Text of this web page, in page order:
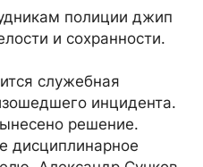
полиции джип
и сохранности.
служебная
инцидента.
решение.
дисциплинарное